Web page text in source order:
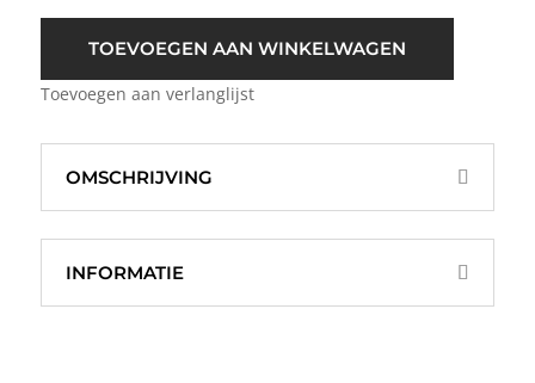
Cowhide
TOEVOEGEN AAN WINKELWAGEN
Toevoegen aan verlanglijst
OMSCHRIJVING
INFORMATIE